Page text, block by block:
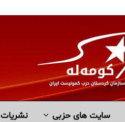
سایت های حزبی نشریات